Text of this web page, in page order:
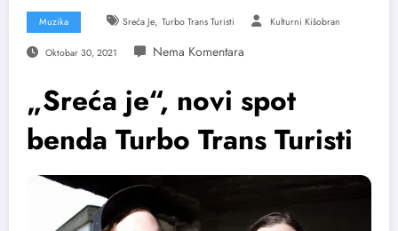
Muzika Sreća Je, Turbo Trans Turisti Kulturni Kišobran
Oktobar 30, 2021
„Sreća je“, novi spot
benda Turbo Trans Turisti